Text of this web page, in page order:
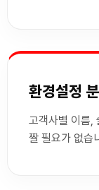
환경설정
고객사별 이름,
짤 필요가 없습